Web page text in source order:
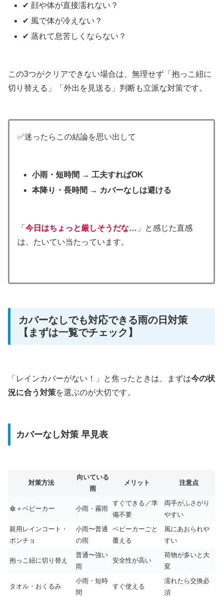
✔ 顔や体が直接濡れない？
✔ 風で体が冷えない？
✔ 蒸れて息苦しくならない？
この3つがクリアできない場合は、無理せず「抱っこ紐に
切り替える」「外出を見送る」判断も立派な対策です。
✅迷ったらこの結論を思い出して
小雨・短時間 → 工夫すればOK
本降り・長時間 → カバーなしは避ける
「 今日はちょっと厳しそうだな… 」と感じた直感
は、たいてい当たっています。
カバーなしでも対応できる雨の日対策
【まずは一覧でチェック】
「レインカバーがない！」と焦ったときは、まずは今の状
況に合う対策を選ぶのが大切です。
カバーなし対策 早見表
対策方法
向いている
雨
メリット 注意点
傘＋ベビーカー 小雨・霧雨
すぐできる／準
備不要
両手がふさがり
やすい
親用レインコート・
ポンチョ
小雨〜普通
の雨
ベビーカーごと
覆える
風にあおられや
すい
抱っこ紐に切り替え
普通〜強い
雨
安全性が高い
荷物が多いと大
変
タオル・おくるみ
小雨・短時
間
すぐ使える
濡れたら交換必
須